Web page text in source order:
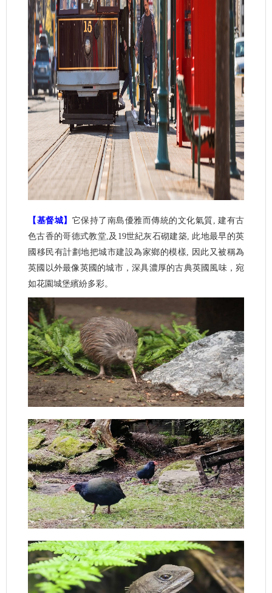
【基督城】 它保持了南島優雅而傳統的文化氣質, 建有古
色古香的哥德式教堂,及19世紀灰石砌建築, 此地最早的英
國移民有計劃地把城市建設為家鄉的模樣, 因此又被稱為
英國以外最像英國的城市，深具濃厚的古典英國風味，宛
如花園城堡繽紛多彩。